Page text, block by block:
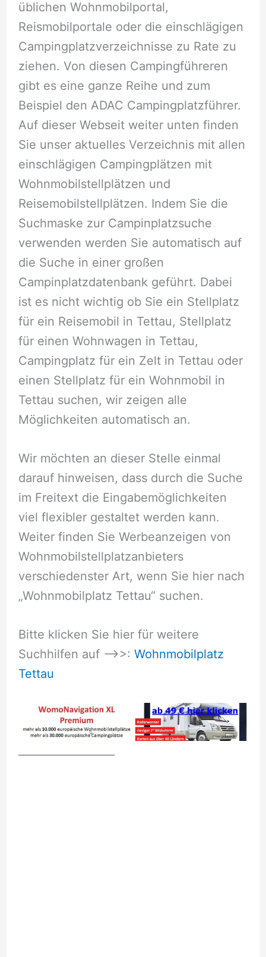
üblichen Wohnmobilportal,
Reismobilportale oder die einschlägigen
Campingplatzverzeichnisse zu Rate zu
ziehen. Von diesen Campingführeren
gibt es eine ganze Reihe und zum
Beispiel den ADAC Campingplatzführer.
Auf dieser Webseit weiter unten finden
Sie unser aktuelles Verzeichnis mit allen
einschlägigen Campingplätzen mit
Wohnmobilstellplätzen und
Reisemobilstellplätzen. Indem Sie die
Suchmaske zur Campinplatzsuche
verwenden werden Sie automatisch auf
die Suche in einer großen
Campinplatzdatenbank geführt. Dabei
ist es nicht wichtig ob Sie ein Stellplatz
für ein Reisemobil in Tettau, Stellplatz
für einen Wohnwagen in Tettau,
Campingplatz für ein Zelt in Tettau oder
einen Stellplatz für ein Wohnmobil in
Tettau suchen, wir zeigen alle
Möglichkeiten automatisch an.
Wir möchten an dieser Stelle einmal
darauf hinweisen, dass durch die Suche
im Freitext die Eingabemöglichkeiten
viel flexibler gestaltet werden kann.
Weiter finden Sie Werbeanzeigen von
Wohnmobilstellplatzanbieters
verschiedenster Art, wenn Sie hier nach
„Wohnmobilplatz Tettau“ suchen.
Bitte klicken Sie hier für weitere
Suchhilfen auf –>>: Wohnmobilplatz
Tettau